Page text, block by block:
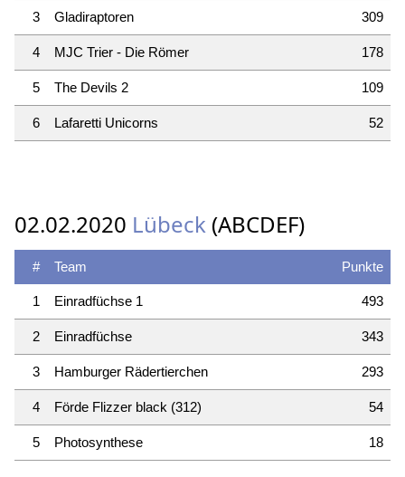
3 309
Gladiraptoren
4 178
MJC Trier - Die Römer
5 109
The Devils 2
6 52
Lafaretti Unicorns
02.02.2020 Lübeck (ABCDEF)
# Punkte
Team
1 493
Einradfüchse 1
2 343
Einradfüchse
3 293
Hamburger Rädertierchen
4 54
Förde Flizzer black (312)
5 18
Photosynthese